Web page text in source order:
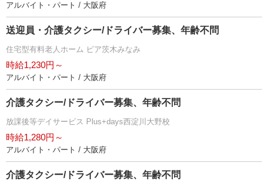
アルバイト・パート / 大阪府
送迎員・介護タクシー/ドライバー募集、年齢不問
住宅型有料老人ホーム ピア茨木みなみ
時給1,230円～
アルバイト・パート / 大阪府
介護タクシー/ドライバー募集、年齢不問
放課後等デイサービス Plus+days西淀川大野校
時給1,280円～
アルバイト・パート / 大阪府
介護タクシー/ドライバー募集、年齢不問